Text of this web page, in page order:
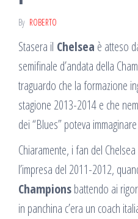
By ROBERTO
Stasera il Chelsea è atteso
semifinale d’andata della
traguardo che la formazione
stagione 2013-2014 e che
dei “Blues” poteva immaginare
Chiaramente, i fan del
l’impresa del 2011-2012,
Championsbattendo ai
in panchina c’era un coach